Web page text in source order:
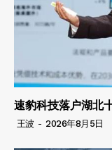
速豹科技落户湖北
王波 - 2026年8月5日